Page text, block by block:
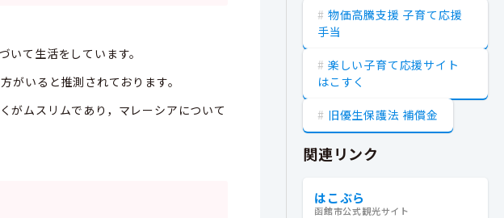
て生活をしています。
いると推測されております。
がムスリムであり，マレーシアについて
物価高騰支援 子育て応援
手当
楽しい子育て応援サイト
はこすく
旧優生保護法 補償金
関連リンク
はこぶら
函館市公式観光サイト